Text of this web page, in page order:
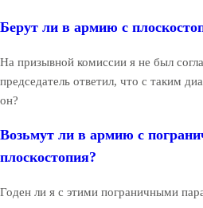
Берут ли в армию с
На призывной комиссии я не был
председатель ответил, что с таким
он?
Возьмут ли в армию с
плоскостопия?
Годен ли я с этими пограничными